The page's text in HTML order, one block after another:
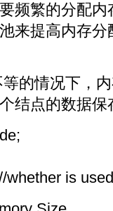
频繁的分配
来提高内存
的情况下，
结点的数据保
is used